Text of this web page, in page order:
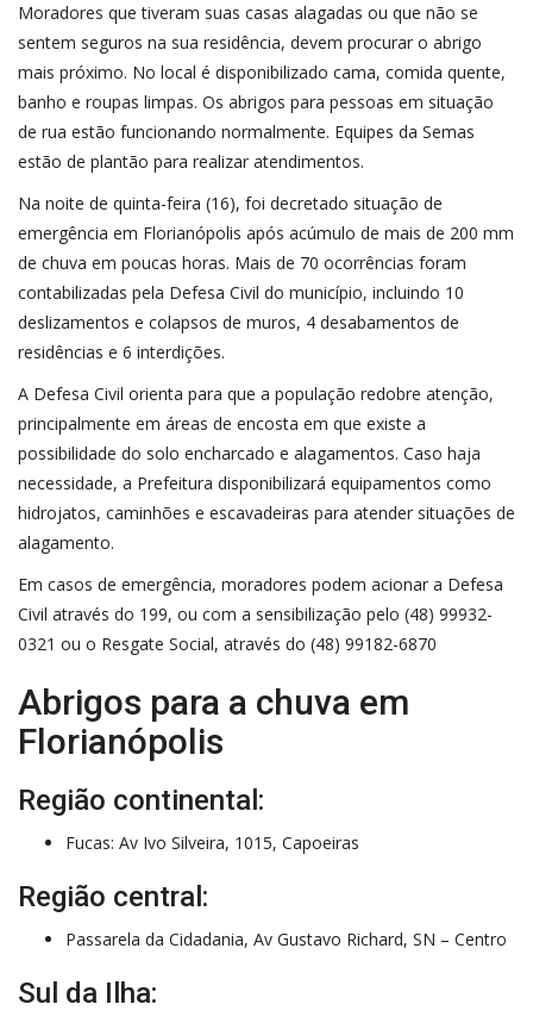
Moradores que tiveram suas casas alagadas ou que não se
sentem seguros na sua residência, devem procurar o abrigo
mais próximo. No local é disponibilizado cama, comida quente,
banho e roupas limpas. Os abrigos para pessoas em situação
de rua estão funcionando normalmente. Equipes da Semas
estão de plantão para realizar atendimentos.
Na noite de quinta-feira (16), foi decretado situação de
emergência em Florianópolis após acúmulo de mais de 200 mm
de chuva em poucas horas. Mais de 70 ocorrências foram
contabilizadas pela Defesa Civil do município, incluindo 10
deslizamentos e colapsos de muros, 4 desabamentos de
residências e 6 interdições.
A Defesa Civil orienta para que a população redobre atenção,
principalmente em áreas de encosta em que existe a
possibilidade do solo encharcado e alagamentos. Caso haja
necessidade, a Prefeitura disponibilizará equipamentos como
hidrojatos, caminhões e escavadeiras para atender situações de
alagamento.
Em casos de emergência, moradores podem acionar a Defesa
Civil através do 199, ou com a sensibilização pelo (48) 99932-
0321 ou o Resgate Social, através do (48) 99182-6870
Abrigos para a chuva em
Florianópolis
Região continental:
Fucas: Av Ivo Silveira, 1015, Capoeiras
Região central:
Passarela da Cidadania, Av Gustavo Richard, SN – Centro
Sul da Ilha: